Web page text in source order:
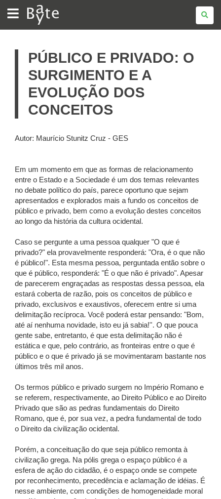
BATE
BYTE
PÚBLICO E PRIVADO: O
SURGIMENTO E A
EVOLUÇÃO DOS
CONCEITOS
Autor: Maurício Stunitz Cruz - GES
Em um momento em que as formas de relacionamento
entre o Estado e a Sociedade é um dos temas relevantes
no debate político do país, parece oportuno que sejam
apresentados e explorados mais a fundo os conceitos de
público e privado, bem como a evolução destes conceitos
ao longo da história da cultura ocidental.
Caso se pergunte a uma pessoa qualquer "O que é
privado?" ela provavelmente responderá: "Ora, é o que não
é público!". Esta mesma pessoa, perguntada então sobre o
que é público, responderá: "É o que não é privado". Apesar
de parecerem engraçadas as respostas dessa pessoa, ela
estará coberta de razão, pois os conceitos de público e
privado, exclusivos e exaustivos, oferecem entre si uma
delimitação recíproca. Você poderá estar pensando: "Bom,
até aí nenhuma novidade, isto eu já sabia!''. O que pouca
gente sabe, entretanto, é que esta delimitação não é
estática e que, pelo contrário, as fronteiras entre o que é
público e o que é privado já se movimentaram bastante nos
últimos três mil anos.
Os termos público e privado surgem no Império Romano e
se referem, respectivamente, ao Direito Público e ao Direito
Privado que são as pedras fundamentais do Direito
Romano, que é, por sua vez, a pedra fundamental de todo
o Direito da civilização ocidental.
Porém, a conceituação do que seja público remonta à
civilização grega. Na pólis grega o espaço público é a
esfera de ação do cidadão, é o espaço onde se compete
por reconhecimento, precedência e aclamação de idéias. É
nesse ambiente, com condições de homogeneidade moral